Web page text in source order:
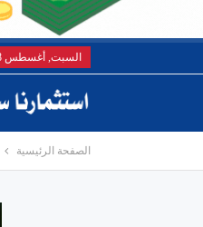
السبت, أغسطس 8, 2026
الصفحة الرئيسية